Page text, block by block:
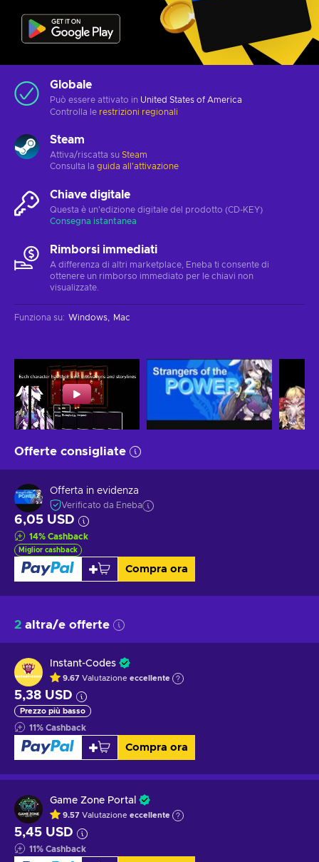
Globale
Può essere attivato in United States of America
Controlla le restrizioni regionali
Steam
Attiva/riscatta su Steam
Consulta la guida all'attivazione
Chiave digitale
Questa è un'edizione digitale del prodotto (CD-KEY)
Consegna istantanea
Rimborsi immediati
A differenza di altri marketplace, Eneba ti consente di
ottenere un rimborso immediato per le chiavi non
visualizzate.
Funziona su: Windows Mac
Offerte consigliate
Offerta in evidenza
Verificato da Eneba
6,05 USD
14% Cashback
Miglior cashback
Compra ora
2 altra/e offerte
Instant-Codes
9.67 Valutazione eccellente
5,38 USD
Prezzo più basso
11% Cashback
Compra ora
Game Zone Portal
9.57 Valutazione eccellente
5,45 USD
11% Cashback